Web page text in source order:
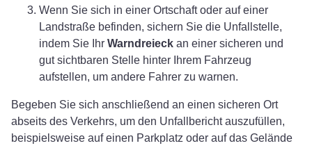
Wenn Sie sich in einer Ortschaft oder auf einer
Landstraße befinden, sichern Sie die Unfallstelle,
indem Sie Ihr Warndreieck an einer sicheren und
gut sichtbaren Stelle hinter Ihrem Fahrzeug
aufstellen, um andere Fahrer zu warnen.
Begeben Sie sich anschließend an einen sicheren Ort
abseits des Verkehrs, um den Unfallbericht auszufüllen,
beispielsweise auf einen Parkplatz oder auf das Gelände